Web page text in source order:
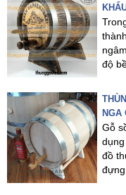
độ
NGA
Gỗ
đồ
đựng